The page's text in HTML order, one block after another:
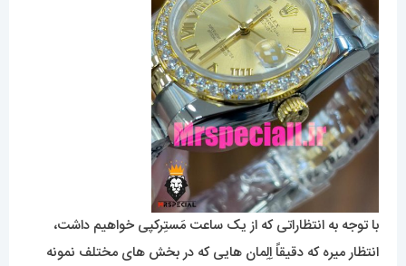
با توجه به انتظاراتی که از یک ساعت مَستِرکپی خواهیم داشت،
انتظار میره که دقیقاً اِلِمان هایی که در بخش های مختلف نمونه